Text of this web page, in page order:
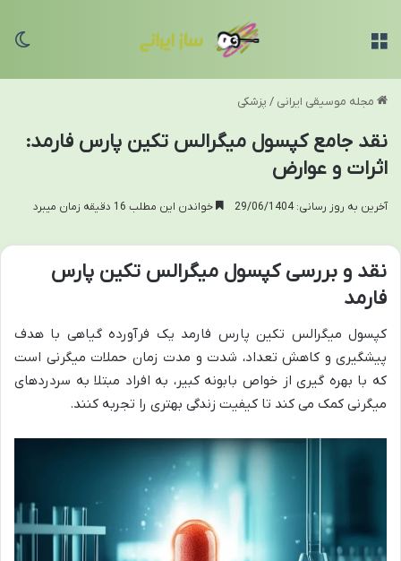
مجله موسیقی ایرانی / پزشکی
نقد جامع کپسول میگرالس تکین پارس فارمد:
اثرات و عوارض
آخرین به روز رسانی: 29/06/1404 خواندن این مطلب 16 دقیقه زمان میبرد
نقد و بررسی کپسول میگرالس تکین پارس
فارمد
کپسول میگرالس تکین پارس فارمد یک فرآورده گیاهی با هدف
پیشگیری و کاهش تعداد، شدت و مدت زمان حملات میگرنی است
که با بهره گیری از خواص بابونه کبیر، به افراد مبتلا به سردردهای
میگرنی کمک می کند تا کیفیت زندگی بهتری را تجربه کنند.